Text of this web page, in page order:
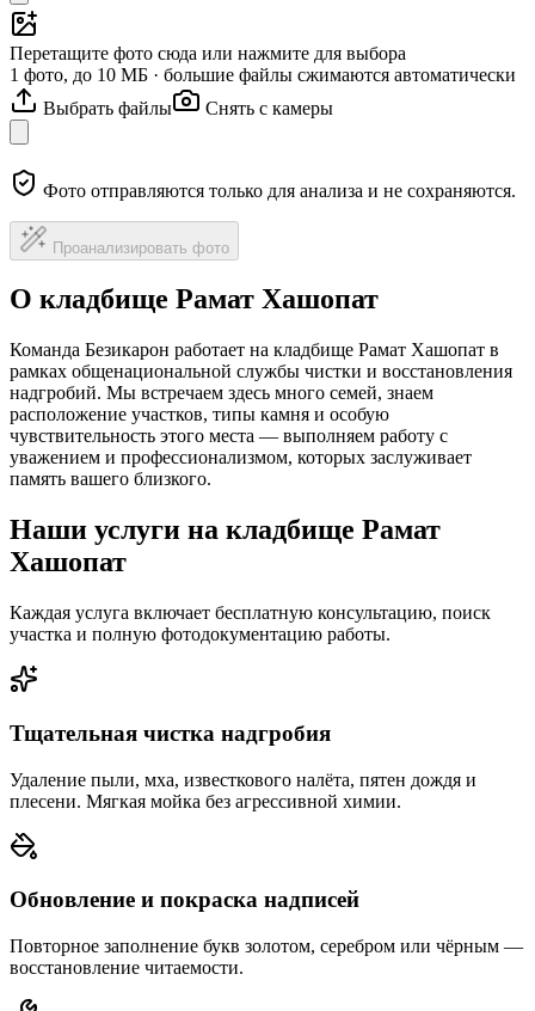
Перетащите фото сюда или нажмите для выбора
1 фото, до 10 МБ · большие файлы сжимаются автоматически
Выбрать файлы
Снять с камеры
Фото отправляются только для анализа и не сохраняются.
Проанализировать фото
О кладбище Рамат Хашопат
Команда Безикарон работает на кладбище Рамат Хашопат в
рамках общенациональной службы чистки и восстановления
надгробий. Мы встречаем здесь много семей, знаем
расположение участков, типы камня и особую
чувствительность этого места — выполняем работу с
уважением и профессионализмом, которых заслуживает
память вашего близкого.
Наши услуги на кладбище Рамат
Хашопат
Каждая услуга включает бесплатную консультацию, поиск
участка и полную фотодокументацию работы.
Тщательная чистка надгробия
Удаление пыли, мха, известкового налёта, пятен дождя и
плесени. Мягкая мойка без агрессивной химии.
Обновление и покраска надписей
Повторное заполнение букв золотом, серебром или чёрным —
восстановление читаемости.